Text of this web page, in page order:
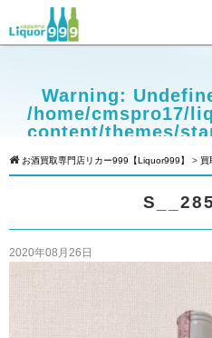
Warning:
/home/cmspro17/
content/themes/
on
お酒買取専門店リカー999【Liquor999】 > 買
2020年08月26日